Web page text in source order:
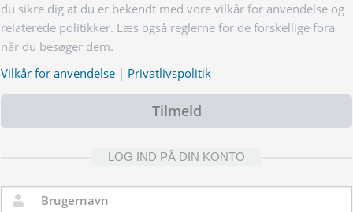
du sikre dig at du er bekendt med vore vilkår for anvendelse og
relaterede politikker. Læs også reglerne for de forskellige fora
når du besøger dem.
Vilkår for anvendelse | Privatlivspolitik
Tilmeld
LOG IND PÅ DIN KONTO
Brugernavn: